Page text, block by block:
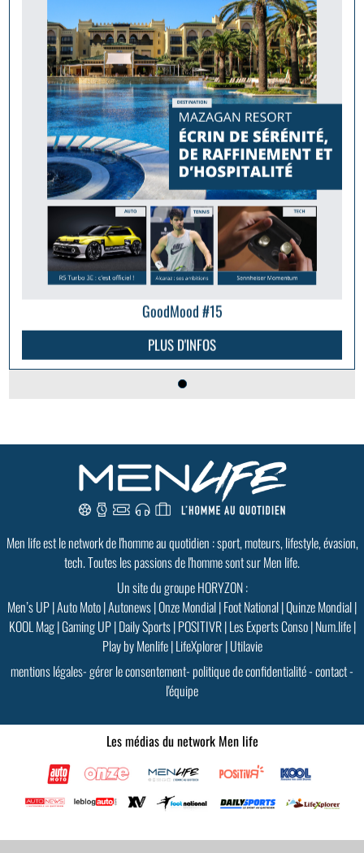
GoodMood #15
PLUS D'INFOS
GoodMood #15
Men life est le network de l'homme au quotidien : sport, moteurs, lifestyle, évasion,
tech. Toutes les passions de l'homme sont sur Men life.
Un site du groupe HORYZON :
Men’s UP|Auto Moto|Autonews|Onze Mondial|Foot National|Quinze Mondial|
KOOL Mag|Gaming UP|Daily Sports|POSITIVR|Les Experts Conso|Num.life|
Play by Menlife|LifeXplorer|Utilavie
mentions légales-gérer le consentement-politique de confidentialité-contact-
l'équipe
Les médias du network Men life